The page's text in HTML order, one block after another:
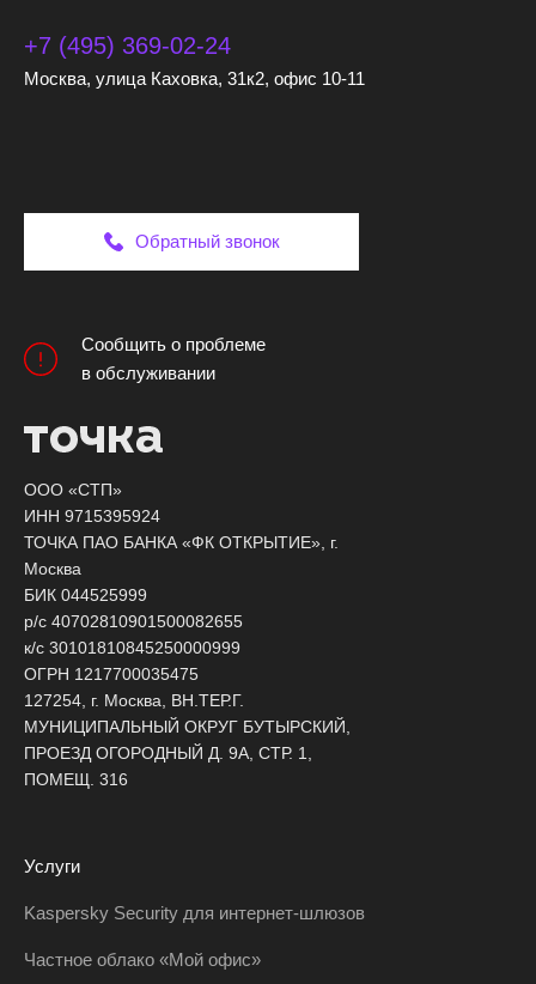
+7 (495) 369-02-24
Москва, улица Каховка, 31к2, офис 10-11
Услуги
Kaspersky Security для интернет-шлюзов
Частное облако «Мой офис»
Обратный звонок
Сообщить о проблеме
в обслуживании
ООО «СТП»
ИНН 9715395924
ТОЧКА ПАО БАНКА «ФК ОТКРЫТИЕ», г.
Москва
БИК 044525999
р/с 40702810901500082655
к/с 30101810845250000999
ОГРН 1217700035475
127254, г. Москва, ВН.ТЕР.Г.
МУНИЦИПАЛЬНЫЙ ОКРУГ БУТЫРСКИЙ,
ПРОЕЗД ОГОРОДНЫЙ Д. 9А, СТР. 1,
ПОМЕЩ. 316